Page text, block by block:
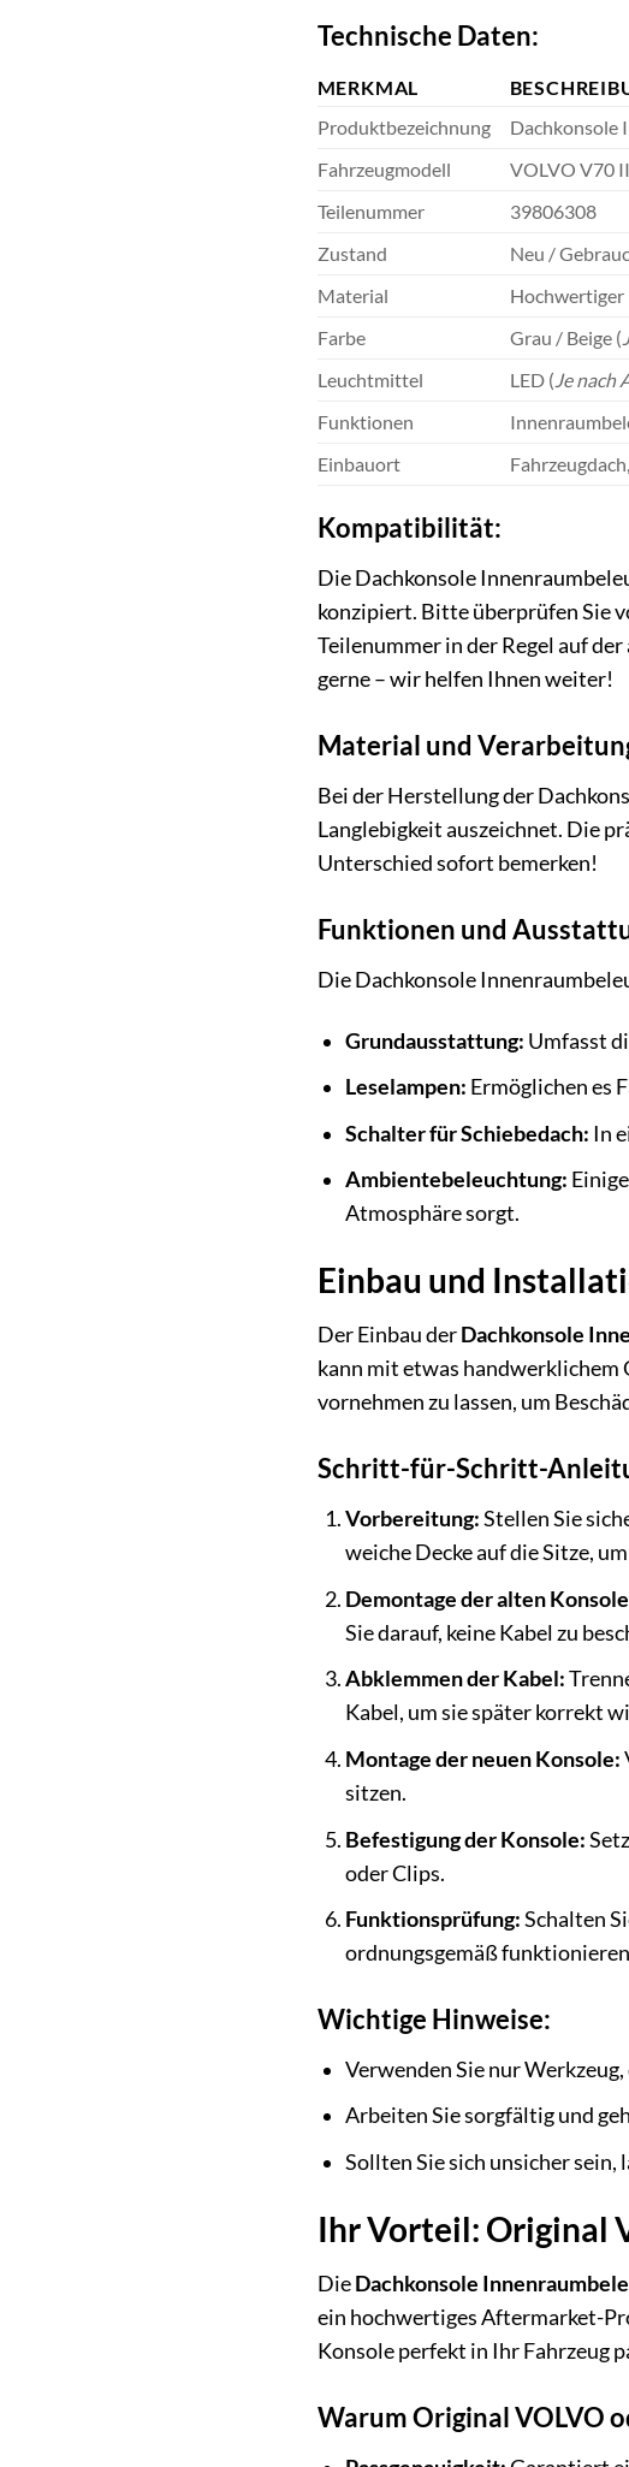
Technische Daten:
MERKMAL
Produktbezeichnung
Dachkonsole
Fahrzeugmodell
VOLVO V70
Teilenummer
39806308
Zustand
Neu /
Material
Farbe
Grau / Beige (
Leuchtmittel
LED ( Je nach
Funktionen
Einbauort
Kompatibilität:
Die Dachkonsole
konzipiert. Bitte überprüfen Sie
Teilenummer in der Regel auf
gerne – wir helfen Ihnen weiter!
Material und
Bei der Herstellung der
Langlebigkeit auszeichnet. Die
Unterschied sofort bemerken!
Funktionen und
Die Dachkonsole
Grundausstattung: Umfasst
Leselampen: Ermöglichen es
Schalter für Schiebedach: In
Ambientebeleuchtung:
Atmosphäre sorgt.
Einbau und
Der Einbau derDachkonsole
kann mit etwas handwerklichem
vornehmen zu lassen, um
Schritt-für-Schritt-
Vorbereitung:Stellen Sie
weiche Decke auf die Sitze,
Demontage der alten
Sie darauf, keine Kabel zu
Abklemmen der Kabel:
Kabel, um sie später korrekt
Montage der neuen Konsole:
sitzen.
Befestigung der Konsole:
oder Clips.
Funktionsprüfung:Schalten
ordnungsgemäß
Wichtige Hinweise:
Verwenden Sie nur
Arbeiten Sie sorgfältig und
Sollten Sie sich unsicher sein,
Ihr Vorteil: Original
DieDachkonsole
ein hochwertiges Aftermarket-
Konsole perfekt in Ihr Fahrzeug
Warum Original VOLVO